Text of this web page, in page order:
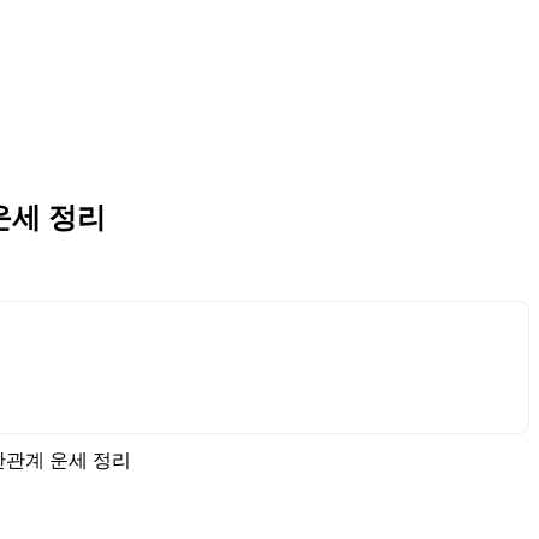
정리